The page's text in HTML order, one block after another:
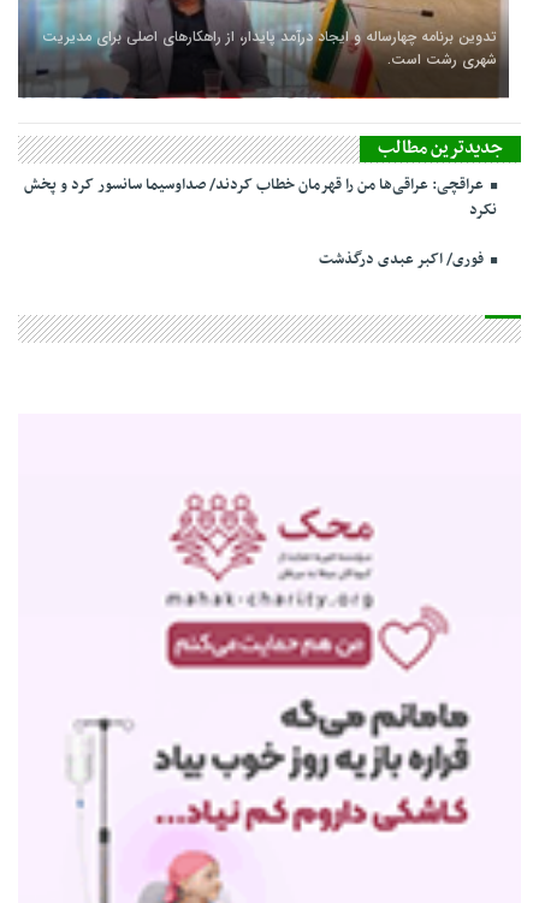
تدوین برنامه چهارساله و ایجاد درآمد پایدار، از راهکارهای اصلی برای مدیریت
شهری رشت است.
جدیدترین مطالب
عراقچی: عراقی‌ها من را قهرمان خطاب کردند/ صداوسیما سانسور کرد و پخش
نکرد
فوری/ اکبر عبدی درگذشت